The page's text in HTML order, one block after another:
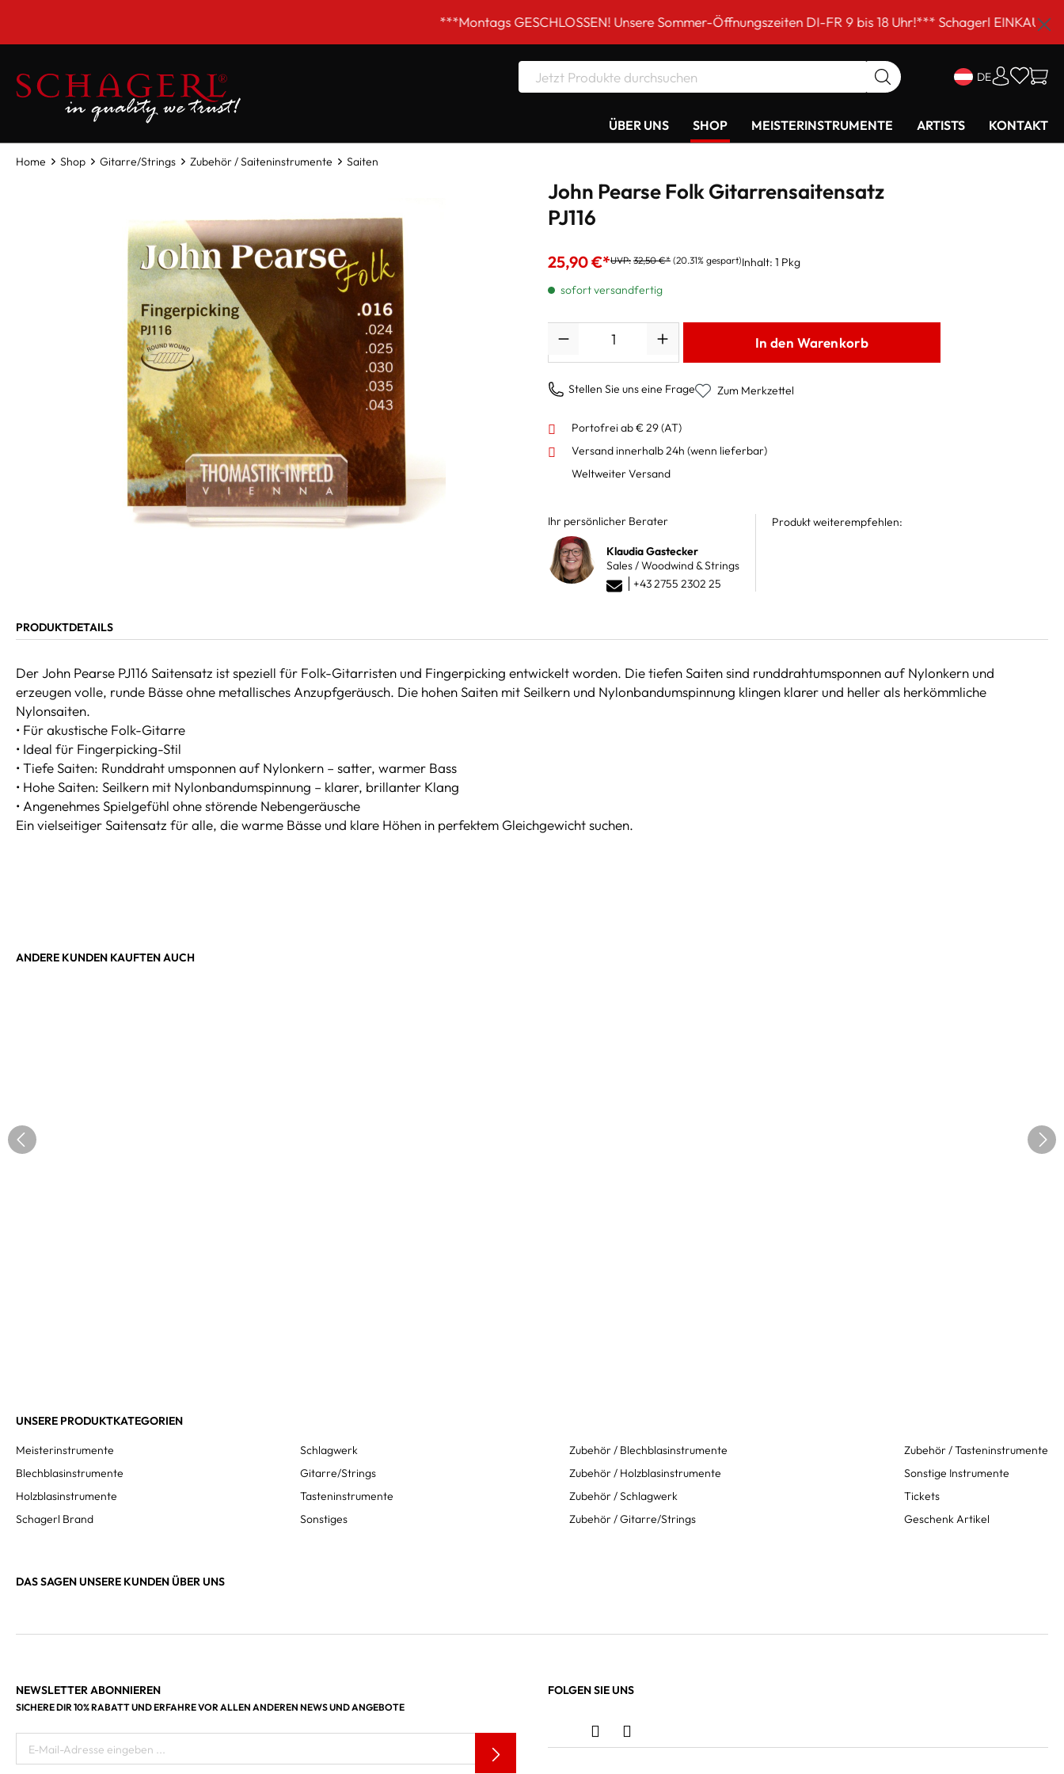
***Montags GESCHLOSSEN! Unsere Sommer-Öffnungszeiten DI-FR 9 bis 18 Uhr!*** Schagerl
DE
ÜBER UNS SHOP MEISTERINSTRUMENTE ARTISTS KONTAKT
Home Shop Gitarre/Strings Zubehör / Saiteninstrumente Saiten
John Pearse Folk Gitarrensaitensatz
PJ116
25,90 €*UVP: 32,50 €* (20.31% gespart)Inhalt: 1 Pkg
sofort versandfertig
In den Warenkorb
Stellen Sie uns eine Frage Zum Merkzettel
Portofrei ab € 29 (AT)
Versand innerhalb 24h (wenn lieferbar)
Weltweiter Versand
Ihr persönlicher Berater
Klaudia Gastecker
Sales / Woodwind & Strings
+43 2755 2302 25
Produkt weiterempfehlen:
PRODUKTDETAILS
Der John Pearse PJ116 Saitensatz ist speziell für Folk-Gitarristen und Fingerpicking entwickelt worden. Die tiefen Saiten sind runddrahtumsponnen auf Nylonkern und
erzeugen volle, runde Bässe ohne metallisches Anzupfgeräusch. Die hohen Saiten mit Seilkern und Nylonbandumspinnung klingen klarer und heller als herkömmliche
Nylonsaiten.
• Für akustische Folk-Gitarre
• Ideal für Fingerpicking-Stil
• Tiefe Saiten: Runddraht umsponnen auf Nylonkern – satter, warmer Bass
• Hohe Saiten: Seilkern mit Nylonbandumspinnung – klarer, brillanter Klang
• Angenehmes Spielgefühl ohne störende Nebengeräusche
Ein vielseitiger Saitensatz für alle, die warme Bässe und klare Höhen in perfektem Gleichgewicht suchen.
ANDERE KUNDEN KAUFTEN AUCH
UNSERE PRODUKTKATEGORIEN
Meisterinstrumente
Blechblasinstrumente
Holzblasinstrumente
Schagerl Brand
Schlagwerk
Gitarre/Strings
Tasteninstrumente
Sonstiges
Zubehör / Blechblasinstrumente
Zubehör / Holzblasinstrumente
Zubehör / Schlagwerk
Zubehör / Gitarre/Strings
Zubehör / Tasteninstrumente
Sonstige Instrumente
Tickets
Geschenk Artikel
DAS SAGEN UNSERE KUNDEN ÜBER UNS
NEWSLETTER ABONNIEREN
SICHERE DIR 10% RABATT UND ERFAHRE VOR ALLEN ANDEREN NEWS UND ANGEBOTE
E-Mail-Adresse eingeben ...
FOLGEN SIE UNS